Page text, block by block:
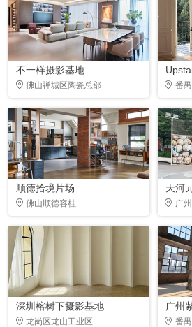
不一样摄影基地
佛山禅城区陶瓷总部 番
顺德拾境片场
佛山顺德容桂
天河
广
深圳榕树下摄影基地
龙岗区龙山工业区
广州
番